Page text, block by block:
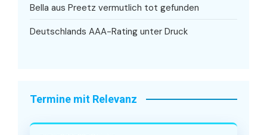
Bella aus Preetz vermutlich tot gefunden
Deutschlands AAA-Rating unter Druck
Termine mit Relevanz